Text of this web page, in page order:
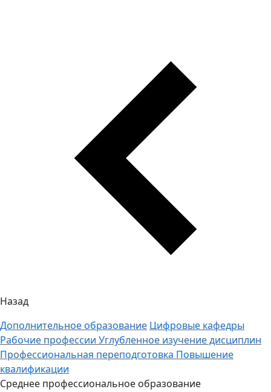
Назад
Дополнительное образование Цифровые кафедры
Рабочие профессии Углубленное изучение дисциплин
Профессиональная переподготовка Повышение
квалификации
Среднее профессиональное образование